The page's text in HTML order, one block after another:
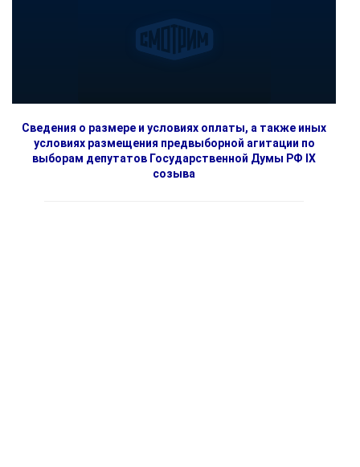
Сведения о размере и условиях оплаты, а также иных
условиях размещения предвыборной агитации по
выборам депутатов Государственной Думы РФ IX
созыва